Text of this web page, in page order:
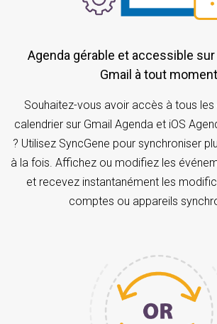
Agenda gérable et accessible sur votre agenda
Gmail à tout moment
Souhaitez-vous avoir accès à tous
calendrier sur Gmail Agenda et iOS
? Utilisez SyncGene pour synchroniser
à la fois. Affichez ou modifiez les
et recevez instantanément les
comptes ou appareils